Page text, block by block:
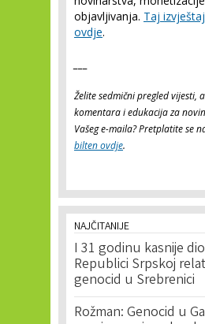
objavljivanja. Taj
ovdje.
Želite sedmični pregled vijesti,
komentara i edukacija za
Vašeg e-maila? Pretplatite se
bilten ovdje.
NAJČITANIJE
I 31 godinu kasnije
Republici Srpskoj
genocid u Srebrenici
Rožman: Genocid u